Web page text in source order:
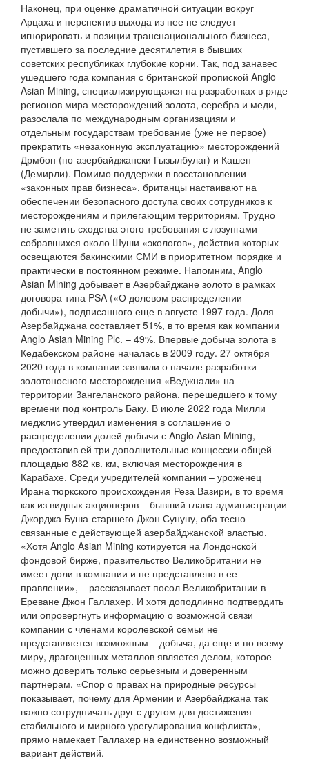
Наконец, при оценке драматичной ситуации вокруг
Арцаха и перспектив выхода из нее не следует
игнорировать и позиции транснационального бизнеса,
пустившего за последние десятилетия в бывших
советских республиках глубокие корни. Так, под занавес
ушедшего года компания с британской пропиской Anglo
Asian Mining, специализирующаяся на разработках в ряде
регионов мира месторождений золота, серебра и меди,
разослала по международным организациям и
отдельным государствам требование (уже не первое)
прекратить «незаконную эксплуатацию» месторождений
Дрмбон (по-азербайджански Гызылбулаг) и Кашен
(Демирли). Помимо поддержки в восстановлении
«законных прав бизнеса», британцы настаивают на
обеспечении безопасного доступа своих сотрудников к
месторождениям и прилегающим территориям. Трудно
не заметить сходства этого требования с лозунгами
собравшихся около Шуши «экологов», действия которых
освещаются бакинскими СМИ в приоритетном порядке и
практически в постоянном режиме. Напомним, Anglo
Asian Mining добывает в Азербайджане золото в рамках
договора типа PSA («О долевом распределении
добычи»), подписанного еще в августе 1997 года. Доля
Азербайджана составляет 51%, в то время как компании
Anglo Asian Mining Plc. – 49%. Впервые добыча золота в
Кедабекском районе началась в 2009 году. 27 октября
2020 года в компании заявили о начале разработки
золотоносного месторождения «Веджнали» на
территории Зангеланского района, перешедшего к тому
времени под контроль Баку. В июле 2022 года Милли
меджлис утвердил изменения в соглашение о
распределении долей добычи с Anglo Asian Mining,
предоставив ей три дополнительные концессии общей
площадью 882 кв. км, включая месторождения в
Карабахе. Среди учредителей компании – уроженец
Ирана тюркского происхождения Реза Вазири, в то время
как из видных акционеров – бывший глава администрации
Джорджа Буша-старшего Джон Сунуну, оба тесно
связанные с действующей азербайджанской властью.
«Хотя Anglo Asian Mining котируется на Лондонской
фондовой бирже, правительство Великобритании не
имеет доли в компании и не представлено в ее
правлении», – рассказывает посол Великобритании в
Ереване Джон Галлахер. И хотя доподлинно подтвердить
или опровергнуть информацию о возможной связи
компании с членами королевской семьи не
представляется возможным – добыча, да еще и по всему
миру, драгоценных металлов является делом, которое
можно доверить только серьезным и доверенным
партнерам. «Спор о правах на природные ресурсы
показывает, почему для Армении и Азербайджана так
важно сотрудничать друг с другом для достижения
стабильного и мирного урегулирования конфликта», –
прямо намекает Галлахер на единственно возможный
вариант действий.